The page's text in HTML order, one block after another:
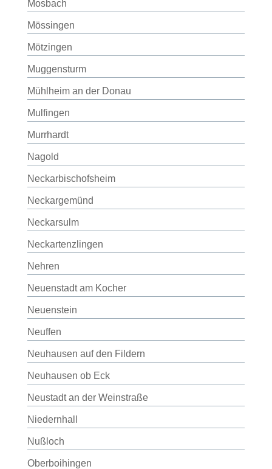
Mosbach
Mössingen
Mötzingen
Muggensturm
Mühlheim an der Donau
Mulfingen
Murrhardt
Nagold
Neckarbischofsheim
Neckargemünd
Neckarsulm
Neckartenzlingen
Nehren
Neuenstadt am Kocher
Neuenstein
Neuffen
Neuhausen auf den Fildern
Neuhausen ob Eck
Neustadt an der Weinstraße
Niedernhall
Nußloch
Oberboihingen